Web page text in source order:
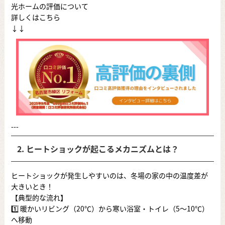
光ホームの評価について
詳しくはこちら
↓↓
---
2. ヒートショックが起こるメカニズムとは？
ヒートショックが発生しやすいのは、冬場の家の中の温度差が
大きいとき！
【典型的な流れ】
1️⃣ 暖かいリビング（20℃）から寒い浴室・トイレ（5〜10℃）
へ移動